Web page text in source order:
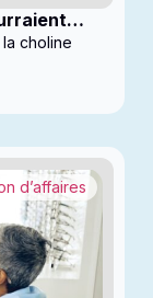
choline
d’affaires